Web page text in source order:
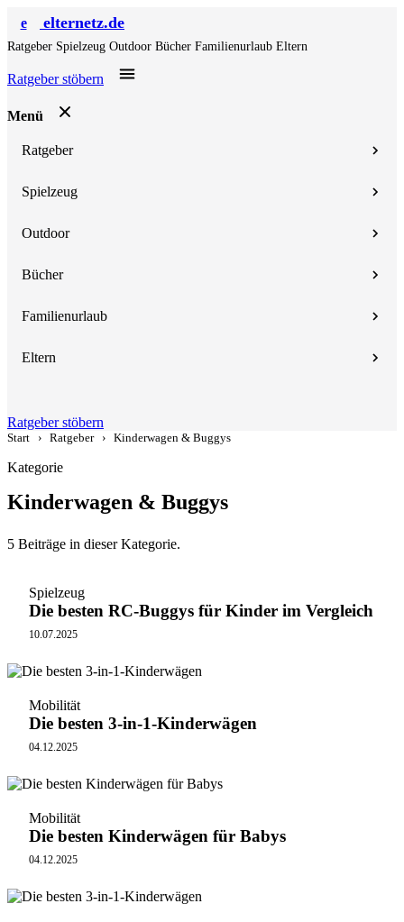
e elternetz.de
Ratgeber Spielzeug Outdoor Bücher Familienurlaub Eltern
Ratgeber stöbern
Menü
Ratgeber
Spielzeug
Outdoor
Bücher
Familienurlaub
Eltern
Ratgeber stöbern
Start › Ratgeber › Kinderwagen & Buggys
Kategorie
Kinderwagen & Buggys
5 Beiträge in dieser Kategorie.
Spielzeug
Die besten RC-Buggys für Kinder im Vergleich
10.07.2025
Mobilität
Die besten 3-in-1-Kinderwägen
04.12.2025
Mobilität
Die besten Kinderwägen für Babys
04.12.2025